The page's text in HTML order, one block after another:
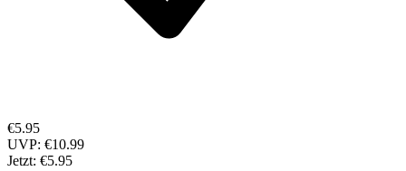
€5.95
UVP: €10.99
Jetzt: €5.95